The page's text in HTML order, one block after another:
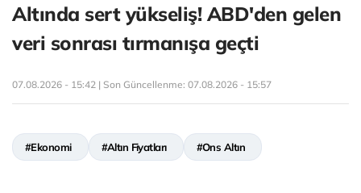
Altında sert yükseliş! ABD'den gelen
veri sonrası tırmanışa geçti
07.08.2026 - 15:42 | Son Güncellenme: 07.08.2026 - 15:57
#Ekonomi #Altın Fiyatları #Ons Altın